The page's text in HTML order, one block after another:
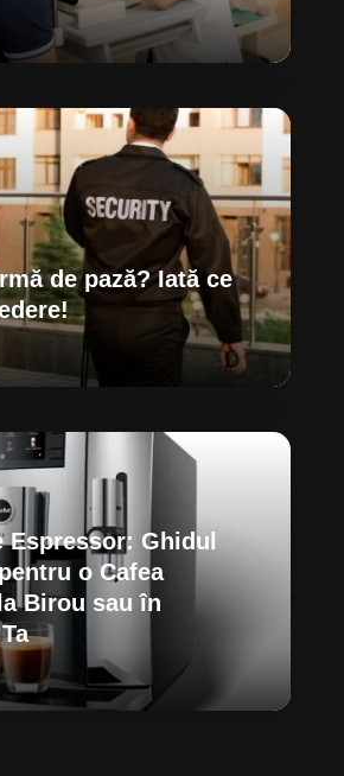
de pază? Iată ce
Espressor: Ghidul
o Cafea
Birou sau în